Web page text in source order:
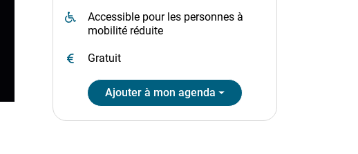
Accessible pour les personnes à
mobilité réduite
Gratuit
Ajouter à mon agenda